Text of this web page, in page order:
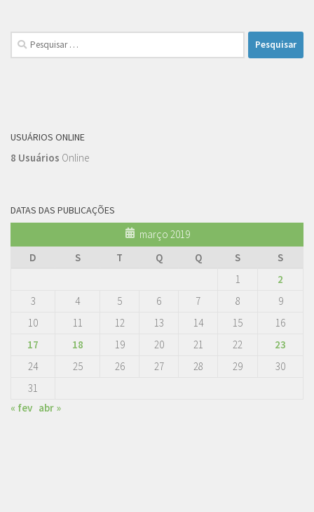
Pesquisar
por:
USUÁRIOS ONLINE
8 Usuários Online
DATAS DAS PUBLICAÇÕES
março 2019
D
S T Q Q S
S
1
2
3
4 5 6 7 8
9
10
11 12 13 14 15
16
17
18 19 20 21 22
23
24
25 26 27 28 29
30
31
« fev abr »